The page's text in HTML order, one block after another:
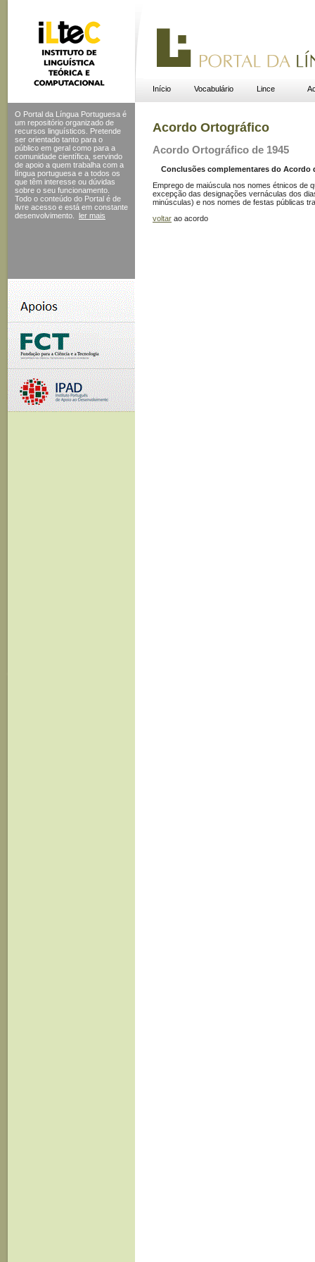
Início Vocabulário Lince
O Portal da Língua Portuguesa é
um repositório organizado de
recursos linguísticos. Pretende
ser orientado tanto para o
público em geral como para a
comunidade científica, servindo
de apoio a quem trabalha com a
língua portuguesa e a todos os
que têm interesse ou dúvidas
sobre o seu funcionamento.
Todo o conteúdo do Portal é de
livre acesso e está em constante
desenvolvimento.
ler mais
Acordo Ortográfico
Acordo Ortográfico de 1945
Conclusões complementares do Acordo
Emprego de maiúscula nos nomes étnicos de
excepção das designações vernáculas dos
minúsculas) e nos nomes de festas públicas
voltar ao acordo